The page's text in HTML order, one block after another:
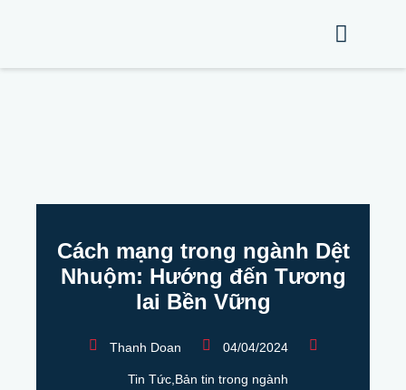
Cách mạng trong ngành Dệt
Nhuộm: Hướng đến Tương
lai Bền Vững
Thanh Doan 04/04/2024
Tin Tức,Bản tin trong ngành